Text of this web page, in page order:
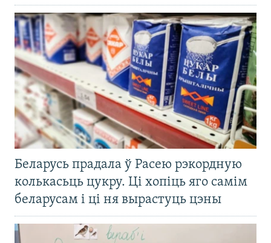
Беларусь прадала ў Расею рэкордную
колькасьць цукру. Ці хопіць яго самім
беларусам і ці ня вырастуць цэны